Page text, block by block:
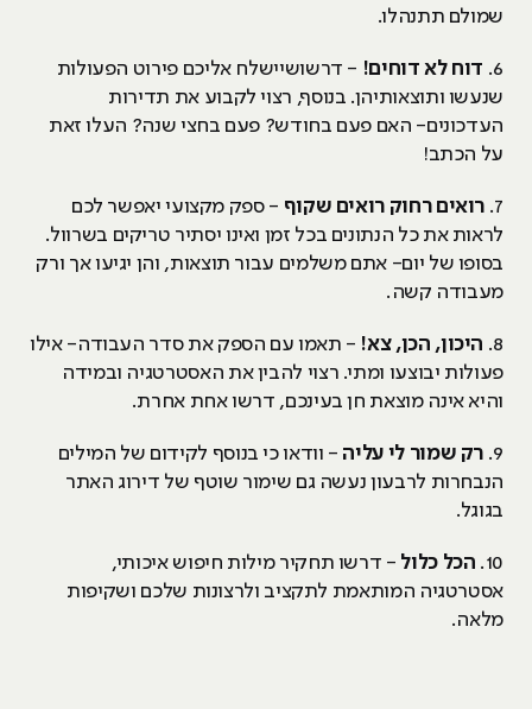
שמולם תתנהלו.
6. דוח לא דוחים! - דרשושיישלח אליכם פירוט הפעולות
שנעשו ותוצאותיהן. בנוסף, רצוי לקבוע את תדירות
העדכונים- האם פעם בחודש? פעם בחצי שנה? העלו זאת
על הכתב!
7. רואים רחוק רואים שקוף - ספק מקצועי יאפשר לכם
לראות את כל הנתונים בכל זמן ואינו יסתיר טריקים בשרוול.
בסופו של יום- אתם משלמים עבור תוצאות, והן יגיעו אך ורק
מעבודה קשה.
8. היכון, הכן, צא! - תאמו עם הספק את סדר העבודה- אילו
פעולות יבוצעו ומתי. רצוי להבין את האסטרטגיה ובמידה
והיא אינה מוצאת חן בעינכם, דרשו אחת אחרת.
9. רק שמור לי עליה - וודאו כי בנוסף לקידום של המילים
הנבחרות לרבעון נעשה גם שימור שוטף של דירוג האתר
בגוגל.
10. הכל כלול - דרשו תחקיר מילות חיפוש איכותי,
אסטרטגיה המותאמת לתקציב ולרצונות שלכם ושקיפות
מלאה.